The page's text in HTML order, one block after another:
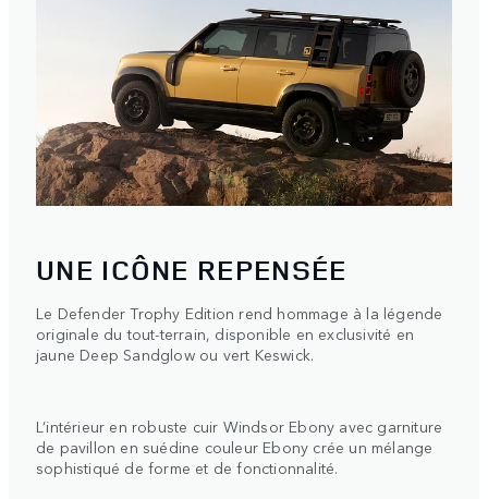
UNE ICÔNE REPENSÉE
Le Defender Trophy Edition rend hommage à la légende
originale du tout-terrain, disponible en exclusivité en
jaune Deep Sandglow ou vert Keswick.
L’intérieur en robuste cuir Windsor Ebony avec garniture
de pavillon en suédine couleur Ebony crée un mélange
sophistiqué de forme et de fonctionnalité.